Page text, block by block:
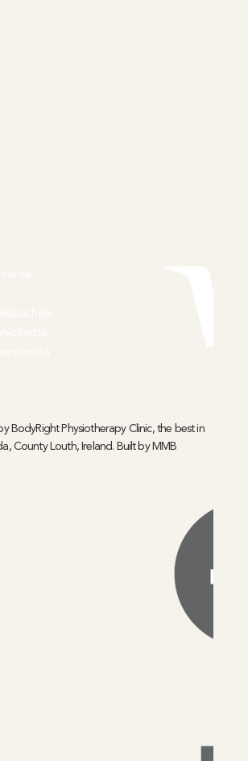
BodyRight Physiotherapy Clinic, the best in
County Louth, Ireland. Built byMMB